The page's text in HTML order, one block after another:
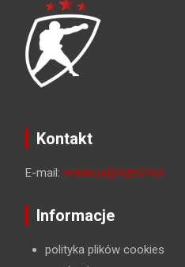
Kontakt
E-mail: redakcja@fight24.pl
Informacje
polityka plików cookies